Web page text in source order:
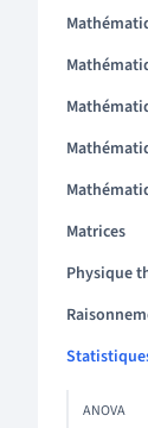
Matrices
Physique
ANOVA